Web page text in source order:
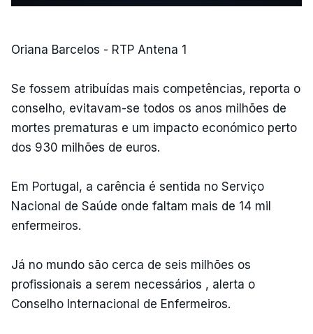
Oriana Barcelos - RTP Antena 1
Se fossem atribuídas mais competências, reporta o
conselho, evitavam-se todos os anos milhões de
mortes prematuras e um impacto económico perto
dos 930 milhões de euros.
Em Portugal, a carência é sentida no Serviço
Nacional de Saúde onde faltam mais de 14 mil
enfermeiros.
Já no mundo são cerca de seis milhões os
profissionais a serem necessários , alerta o
Conselho Internacional de Enfermeiros.